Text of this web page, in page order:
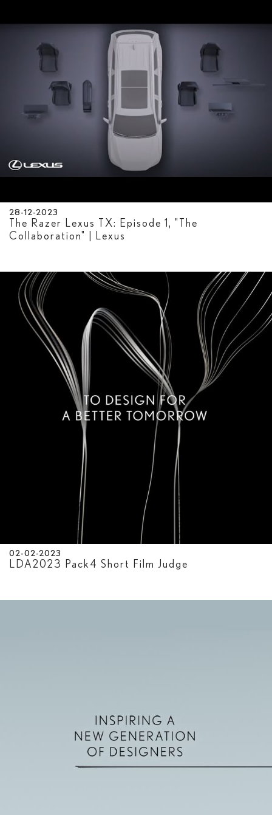
28-12-2023
The Razer Lexus TX: Episode 1, "The
Collaboration" | Lexus
02-02-2023
LDA2023 Pack4 Short Film Judge